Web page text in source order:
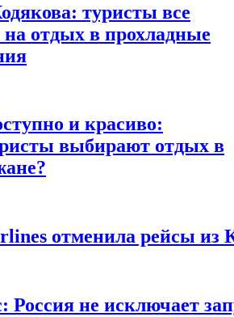
туристы все
отдых в прохладные
и красиво:
выбирают отдых в
отменила рейсы из
Россия не исключает